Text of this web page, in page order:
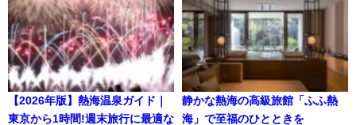
【2026年版】熱海温泉ガイド｜
東京から1時間!週末旅行に最適な
静かな熱海の高級旅館「ふふ熱
海」で至福のひとときを